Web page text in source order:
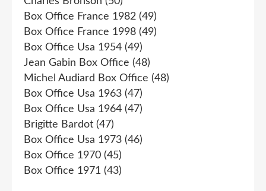
Box Office France 1982 (49)
Box Office France 1998 (49)
Box Office Usa 1954 (49)
Jean Gabin Box Office (48)
Michel Audiard Box Office (48)
Box Office Usa 1963 (47)
Box Office Usa 1964 (47)
Brigitte Bardot (47)
Box Office Usa 1973 (46)
Box Office 1970 (45)
Box Office 1971 (43)